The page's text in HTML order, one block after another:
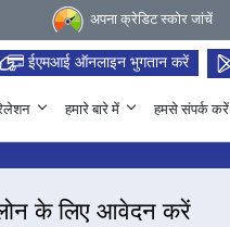
अपना क्रेडिट स्कोर जांचें
ईएमआई ऑनलाइन भुगतान करें
हमारे बारे में हमसे संपर्क करें
के लिए आवेदन करें